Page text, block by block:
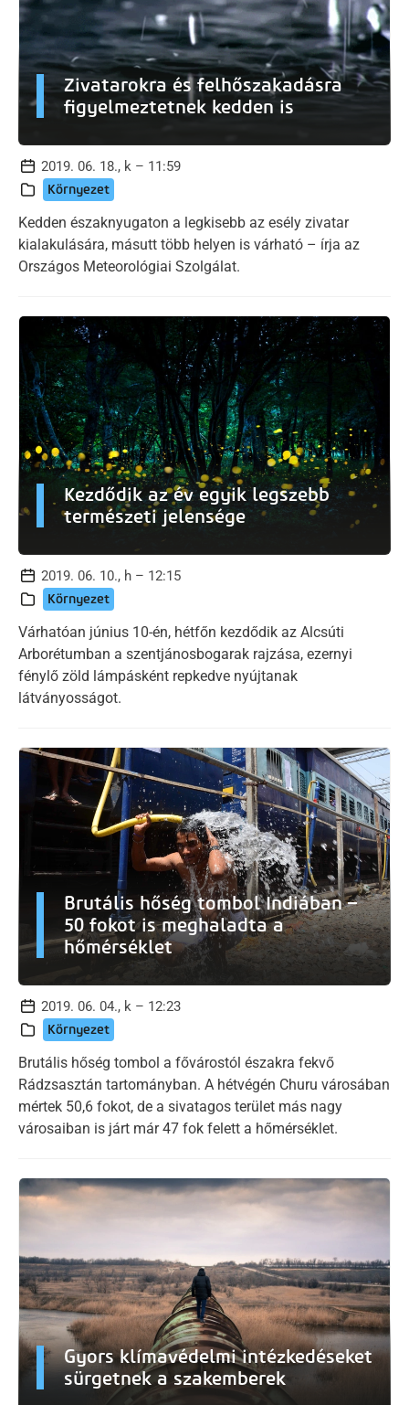
Zivatarokra és felhőszakadásra
figyelmeztetnek kedden is
2019. 06. 18., k – 11:59
Környezet
Kedden északnyugaton a legkisebb az esély zivatar
kialakulására, másutt több helyen is várható – írja az
Országos Meteorológiai Szolgálat.
Kezdődik az év egyik legszebb
természeti jelensége
2019. 06. 10., h – 12:15
Környezet
Várhatóan június 10-én, hétfőn kezdődik az Alcsúti
Arborétumban a szentjánosbogarak rajzása, ezernyi
fénylő zöld lámpásként repkedve nyújtanak
látványosságot.
Brutális hőség tombol Indiában –
50 fokot is meghaladta a
hőmérséklet
2019. 06. 04., k – 12:23
Környezet
Brutális hőség tombol a fővárostól északra fekvő
Rádzsasztán tartományban. A hétvégén Churu városában
mértek 50,6 fokot, de a sivatagos terület más nagy
városaiban is járt már 47 fok felett a hőmérséklet.
Gyors klímavédelmi intézkedéseket
sürgetnek a szakemberek